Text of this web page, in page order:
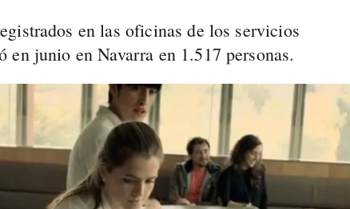
en las oficinas de los servicios
en junio en Navarra en 1.517 personas.